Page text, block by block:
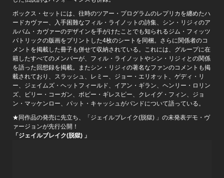
ボックス・セットには、往時のツアー・プログラムのレプリカを纏めたハ
ードカヴァー、入手困難なフィル・ライノットの詩集、シン・リジィのア
ルバム・カヴァーのデザインを手がけたことでも知られるジム・フィッツ
パトリックの版画をプリントした4枚のシートを同梱。さらに関係者のコ
メントを掲載した冊子も併せて収納されている。これには、グループに在
籍したすべてのメンバーが、フィル・ライノットやシン・リジィとの関係
を語った回想録を掲載。またシン・リジィの著名なファンのコメントも掲
載されており、スラッシュ、レミー、ジョー・エリオット、ゲディ・リ
ー、ジェイムズ・ヘットフィールド、イアン・ギラン、ヘンリー・ロリン
ズ、ビリー・コーガン、ボビー・ギレスピー、クレイグ・フィン、ジョ
ン・マッケンロー、パット・キャッシュがバンドについて語っている。
★同作品の発売に先立ち、「ジェイルブレイク(脱獄) 」の未発表デモ・ヴ
ァージョンが先行公開！
「ジェイルブレイク(脱獄) 」